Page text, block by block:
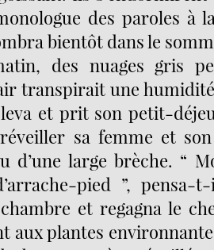
des paroles à
bientôt dans le
des nuages gris
transpirait une
et prit son petit-
sa femme et
d’une large brèche. “
pied ”,
et regagna le
aux plantes